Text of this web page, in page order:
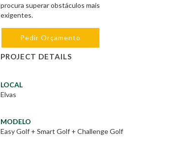
procura superar obstáculos mais
exigentes.
Pedir Orçamento
PROJECT DETAILS
LOCAL
Elvas
MODELO
Easy Golf + Smart Golf + Challenge Golf